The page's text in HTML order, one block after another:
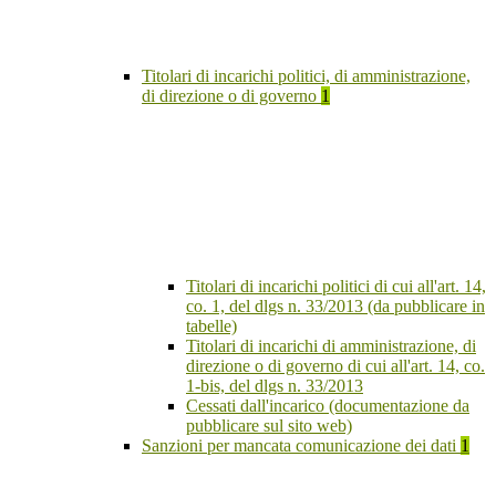
Titolari di incarichi politici, di amministrazione,
di direzione o di governo 1
Titolari di incarichi politici di cui all'art. 14,
co. 1, del dlgs n. 33/2013 (da pubblicare in
tabelle)
Titolari di incarichi di amministrazione, di
direzione o di governo di cui all'art. 14, co.
1-bis, del dlgs n. 33/2013
Cessati dall'incarico (documentazione da
pubblicare sul sito web)
Sanzioni per mancata comunicazione dei dati 1